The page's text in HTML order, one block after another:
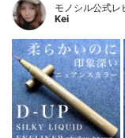
モノシル公式レ
Kei